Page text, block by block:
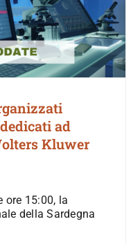
ad
Kluwer
ore 15:00, la
della Sardegna